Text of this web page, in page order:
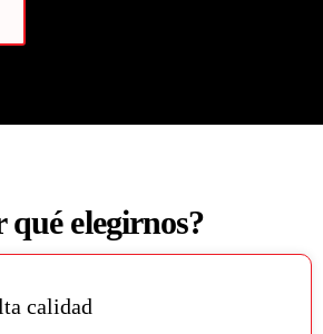
qué elegirnos?
calidad